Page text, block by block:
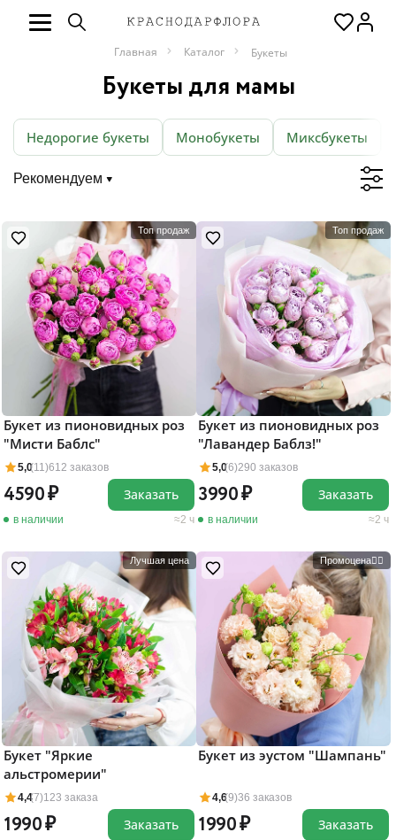
Главная Каталог Букеты
Букеты для мамы
Недорогие букеты Монобукеты Миксбукеты
Рекомендуем
Топ продаж
5,0(11)612 заказов
Букет из пионовидных роз
"Мисти Баблс"
4590
в наличии 2 ч
Заказать
Топ продаж
5,0(6)290 заказов
Букет из пионовидных роз
"Лавандер Баблз!"
3990
в наличии 2 ч
Заказать
Лучшая цена
4,4(7)123 заказа
Букет "Яркие
альстромерии"
1990 Заказать
Промоцена❤️‍🔥
4,6(9)36 заказов
Букет из эустом "Шампань"
1990 Заказать